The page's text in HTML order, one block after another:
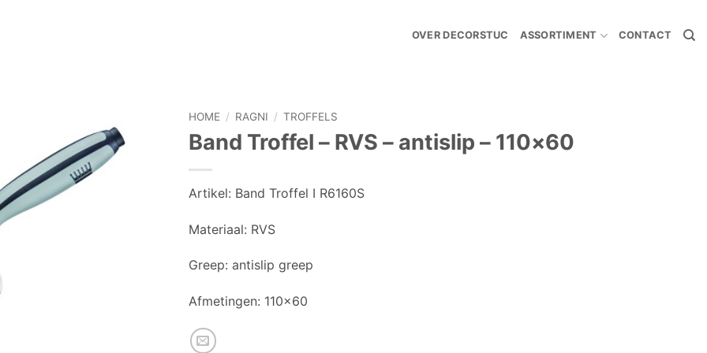
OVER DECORSTUC ASSORTIMENT CONTACT
HOME / RAGNI / TROFFELS
Band Troffel – RVS – antislip – 110×60
Artikel: Band Troffel I R6160S
Materiaal: RVS
Greep: antislip greep
Afmetingen: 110×60